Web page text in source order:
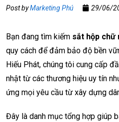
Post byMarketing Phú 29/06/
Bạn đang tìm kiếm sắt hộp chữ
quy cách để đảm bảo độ bền
Hiếu Phát, chúng tôi cung cấp
nhật từ các thương hiệu uy tín
ứng mọi yêu cầu từ xây dựng
Đây là danh mục tổng hợp giúp